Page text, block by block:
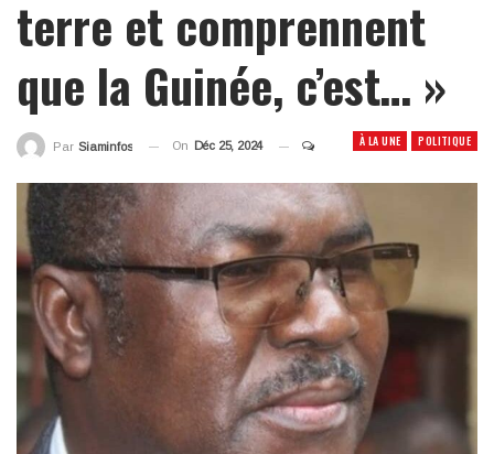
terre et comprennent
que la Guinée, c’est… »
À LA UNE POLITIQUE
Par Siaminfos On Déc 25, 2024